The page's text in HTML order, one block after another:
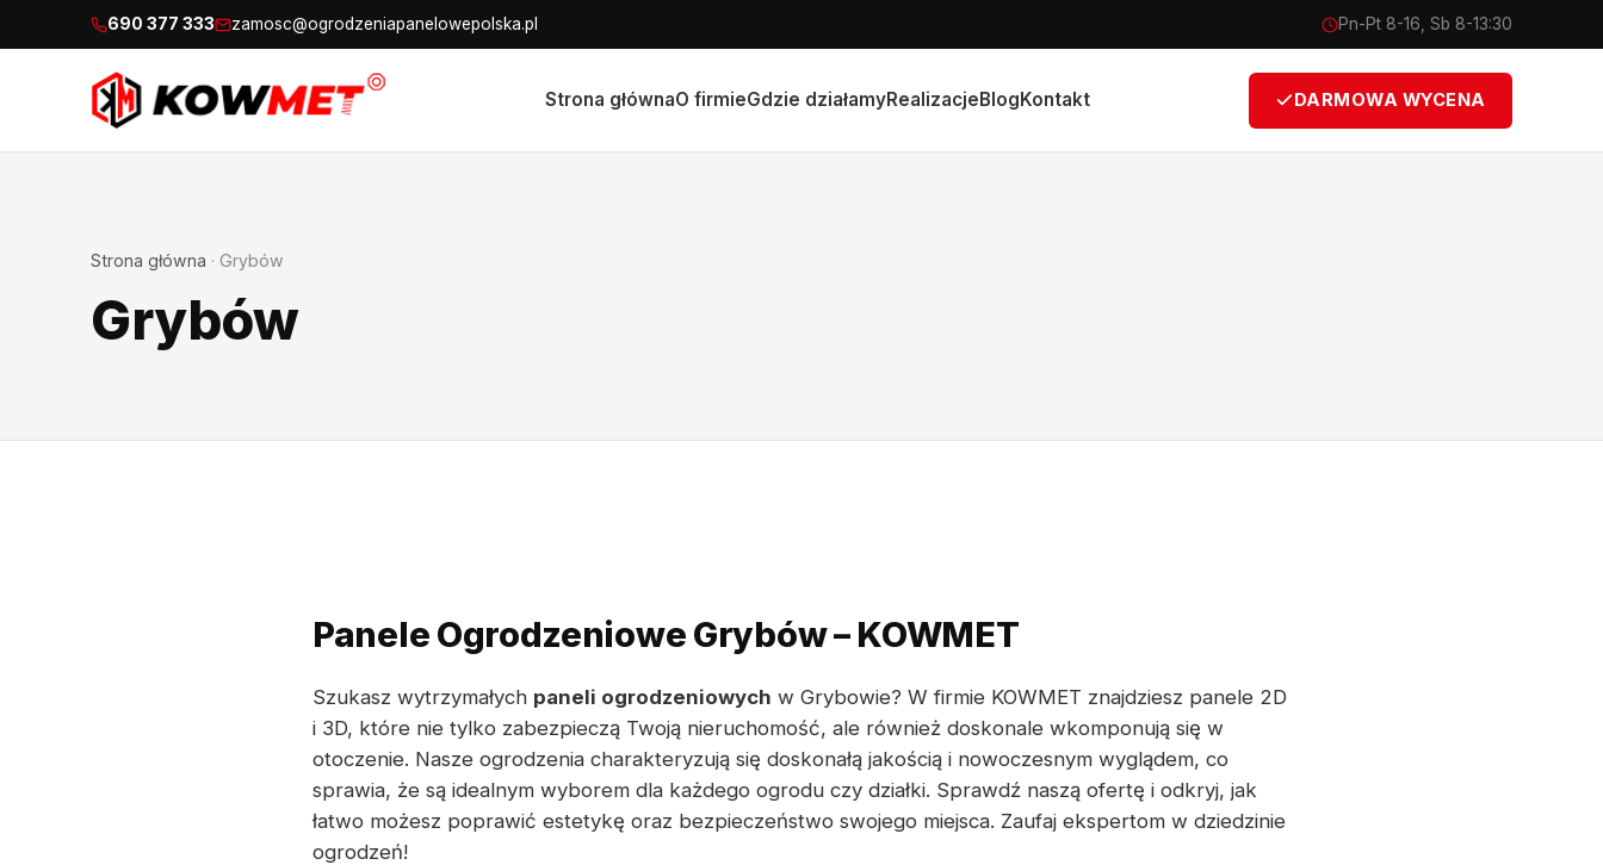
690 377 333 zamosc@ogrodzeniapanelowepolska.pl Pn-Pt 8-16, Sb 8-13:30
Strona głównaO firmieGdzie działamyRealizacjeBlogKontakt DARMOWA WYCENA
Strona główna · Grybów
Grybów
Panele Ogrodzeniowe Grybów – KOWMET
Szukasz wytrzymałych paneli ogrodzeniowych w Grybowie? W firmie KOWMET znajdziesz panele 2D
i 3D, które nie tylko zabezpieczą Twoją nieruchomość, ale również doskonale wkomponują się w
otoczenie. Nasze ogrodzenia charakteryzują się doskonałą jakością i nowoczesnym wyglądem, co
sprawia, że są idealnym wyborem dla każdego ogrodu czy działki. Sprawdź naszą ofertę i odkryj, jak
łatwo możesz poprawić estetykę oraz bezpieczeństwo swojego miejsca. Zaufaj ekspertom w dziedzinie
ogrodzeń!